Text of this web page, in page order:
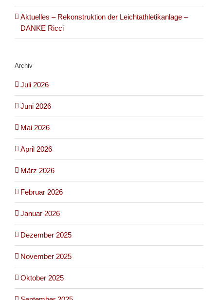
Aktuelles – Rekonstruktion der Leichtathletikanlage –
DANKE Ricci
Archiv
Juli 2026
Juni 2026
Mai 2026
April 2026
März 2026
Februar 2026
Januar 2026
Dezember 2025
November 2025
Oktober 2025